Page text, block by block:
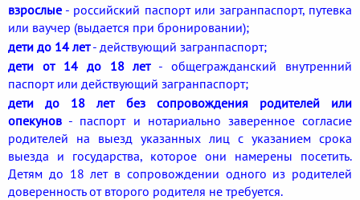
взрослые - российский паспорт или загранпаспорт, путевка
или ваучер (выдается при бронировании);
дети до 14 лет- действующий загранпаспорт;
дети от 14 до 18 лет- общегражданский внутренний
паспорт или действующий загранпаспорт;
дети до 18 лет без сопровождения родителей или
опекунов - паспорт и нотариально заверенное согласие
родителей на выезд указанных лиц с указанием срока
выезда и государства, которое они намерены посетить.
Детям до 18 лет в сопровождении одного из родителей
доверенность от второго родителя не требуется.